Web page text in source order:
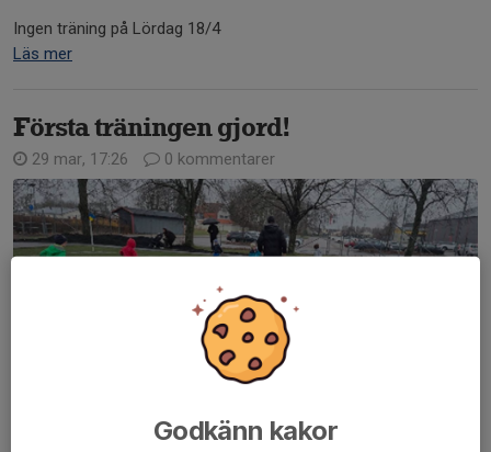
Ingen träning på Lördag 18/4
Läs mer
Första träningen gjord!
29 mar, 17:26 0 kommentarer
Godkänn kakor